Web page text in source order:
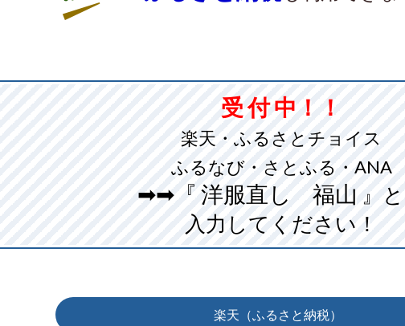
受 付 中！！
楽天・ふるさとチョイス
ふるなび・さとふる・ANA
➡➡『 洋服直し 福山 』と
入力してください！
楽天（ふるさと納税）